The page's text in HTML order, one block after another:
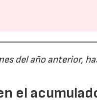
del año anterior,
el